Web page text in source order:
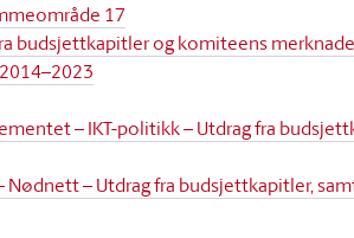
17
budsjettkapitler og komiteens
– IKT-politikk – Utdrag fra
– Utdrag fra budsjettkapitler,